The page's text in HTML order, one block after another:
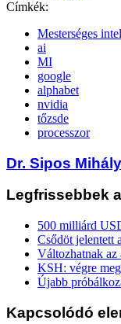
Címkék:
Mesterséges
ai
MI
google
alphabet
nvidia
tőzsde
processzor
Dr. Sipos Mihály
Legfrissebbek
500 milliárd
Csődöt jelentett
Változhatnak az
KSH: végre
Újabb
Kapcsolódó